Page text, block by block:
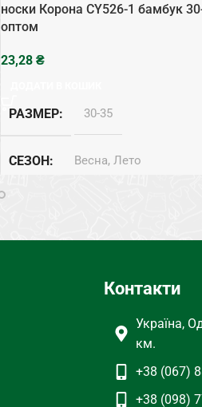
носки Корона CY526-1 бамбук
оптом
₴
РАЗМЕР 30-35
СЕЗОН Весна, Лето
Контакти
Україна,
км.
+38 (067)
+38 (098)